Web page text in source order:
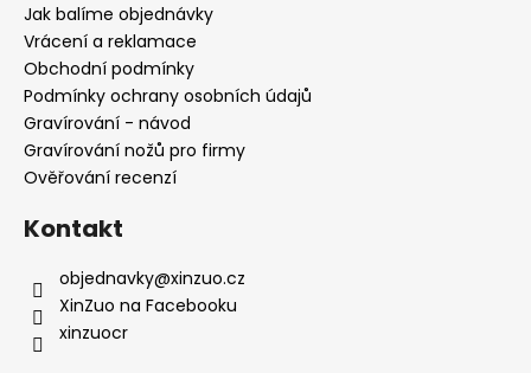
Jak balíme objednávky
Vrácení a reklamace
Obchodní podmínky
Podmínky ochrany osobních údajů
Gravírování - návod
Gravírování nožů pro firmy
Ověřování recenzí
Kontakt
objednavky@xinzuo.cz
XinZuo na Facebooku
xinzuocr